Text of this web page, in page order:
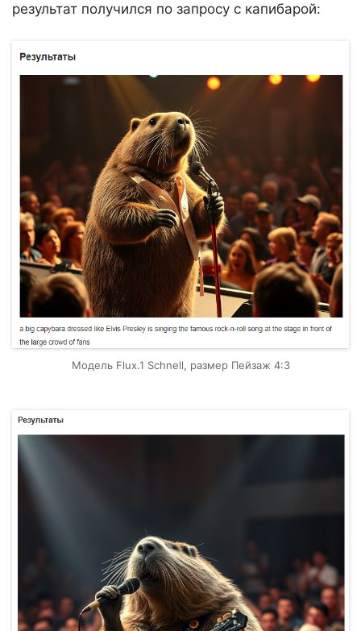
результат получился по запросу с капибарой:
Модель Flux.1 Schnell, размер Пейзаж 4:3